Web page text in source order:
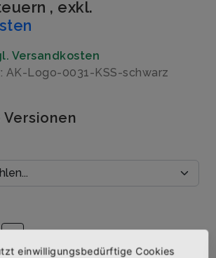
, exkl.
Versandkosten
AK-Logo-0031-KSS-schwarz
einwilligungsbedürftige Cookies